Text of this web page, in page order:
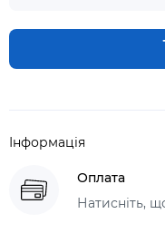
Інформація
Оплата
Натисніть,